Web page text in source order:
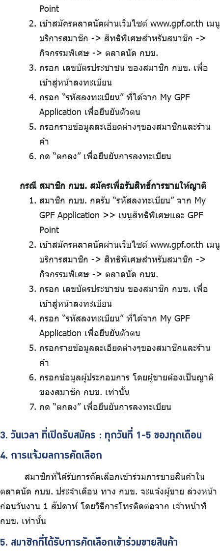
Point
เข้าสมัครตลาดนัดผ่านเว็บไซต์ www.gpf.or.th เมนู
บริการสมาชิก -> สิทธิพิเศษสำหรับสมาชิก ->
กิจกรรมพิเศษ -> ตลาดนัด กบข.
กรอก เลขบัตรประชาชน ของสมาชิก กบข. เพื่อ
เข้าสู่หน้าลงทะเบียน
กรอก “รหัสลงทะเบียน” ที่ได้จาก My GPF
Application เพื่อยืนยันตัวตน
กรอกรายข้อมูลละเอียดต่างๆของสมาชิกและร้าน
ค้า
กด “ตกลง” เพื่อยืนยันการลงทะเบียน
กรณี สมาชิก กบข. สมัครเพื่อรับสิทธิ์การขายให้ญาติ
สมาชิก กบข. กดรับ “รหัสลงทะเบียน” จาก My
GPF Application >> เมนูสิทธิพิเศษและ GPF
Point
เข้าสมัครตลาดนัดผ่านเว็บไซต์ www.gpf.or.th เมนู
บริการสมาชิก -> สิทธิพิเศษสำหรับสมาชิก ->
กิจกรรมพิเศษ -> ตลาดนัด กบข.
กรอก เลขบัตรประชาชน ของสมาชิก กบข. เพื่อ
เข้าสู่หน้าลงทะเบียน
กรอก “รหัสลงทะเบียน” ที่ได้จาก My GPF
Application เพื่อยืนยันตัวตน
กรอกรายข้อมูลละเอียดต่างๆของสมาชิกและร้าน
ค้า
กรอกข้อมูลผู้ประกอบการ โดยผู้ขายต้องเป็นญาติ
ของสมาชิก กบข. เท่านั้น
กด “ตกลง” เพื่อยืนยันการลงทะเบียน
3. วันเวลา ที่เปิดรับสมัคร : ทุกวันที่ 1-5 ของทุกเดือน
4. การแจ้งผลการคัดเลือก
สมาชิกที่ได้รับการคัดเลือกเข้าร่วมการขายสินค้าใน
ตลาดนัด กบข. ประจำเดือน ทาง กบข. จะแจ้งผู้ขาย ล่วงหน้า
ก่อนวันงาน 1 สัปดาห์ โดยวิธีการโทรติดต่อจาก เจ้าหน้าที่
กบข. เท่านั้น
5. สมาชิกที่ได้รับการคัดเลือกเข้าร่วมขายสินค้า